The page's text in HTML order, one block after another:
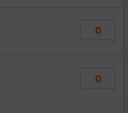
0
0